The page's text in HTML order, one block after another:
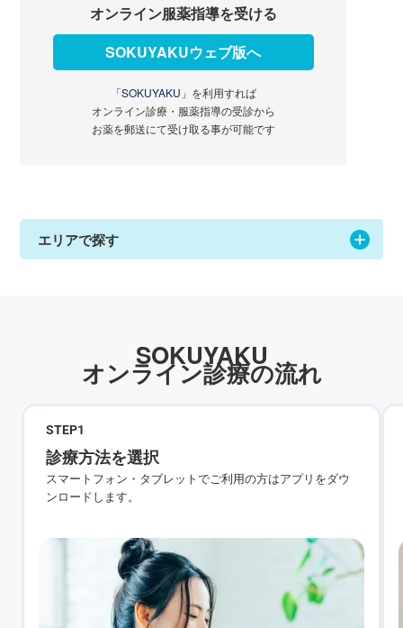
オンライン服薬指導を受ける
SOKUYAKUウェブ版へ
「SOKUYAKU」 を利用すれば
オンライン診療・服薬指導の受診から
お薬を郵送にて受け取る事が可能です
エリアで探す
SOKUYAKU
オンライン診療の流れ
STEP1
診療方法を選択
スマートフォン・タブレットでご利用の方はアプリをダウ
ンロードします。